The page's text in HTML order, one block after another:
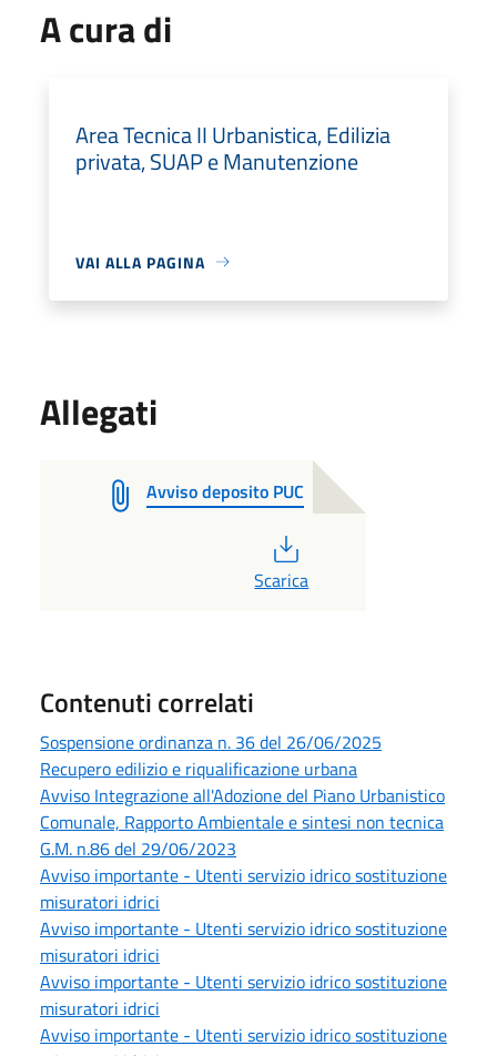
A cura di
Area Tecnica II Urbanistica, Edilizia
privata, SUAP e Manutenzione
VAI ALLA PAGINA
Allegati
Avviso deposito PUC
Scarica
Contenuti correlati
Sospensione ordinanza n. 36 del 26/06/2025
Recupero edilizio e riqualificazione urbana
Avviso Integrazione all'Adozione del Piano Urbanistico
Comunale, Rapporto Ambientale e sintesi non tecnica
G.M. n.86 del 29/06/2023
Avviso importante - Utenti servizio idrico sostituzione
misuratori idrici
Avviso importante - Utenti servizio idrico sostituzione
misuratori idrici
Avviso importante - Utenti servizio idrico sostituzione
misuratori idrici
Avviso importante - Utenti servizio idrico sostituzione